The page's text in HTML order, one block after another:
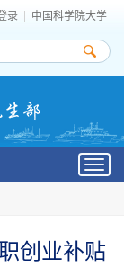
录 中国科学院大学
创业补贴